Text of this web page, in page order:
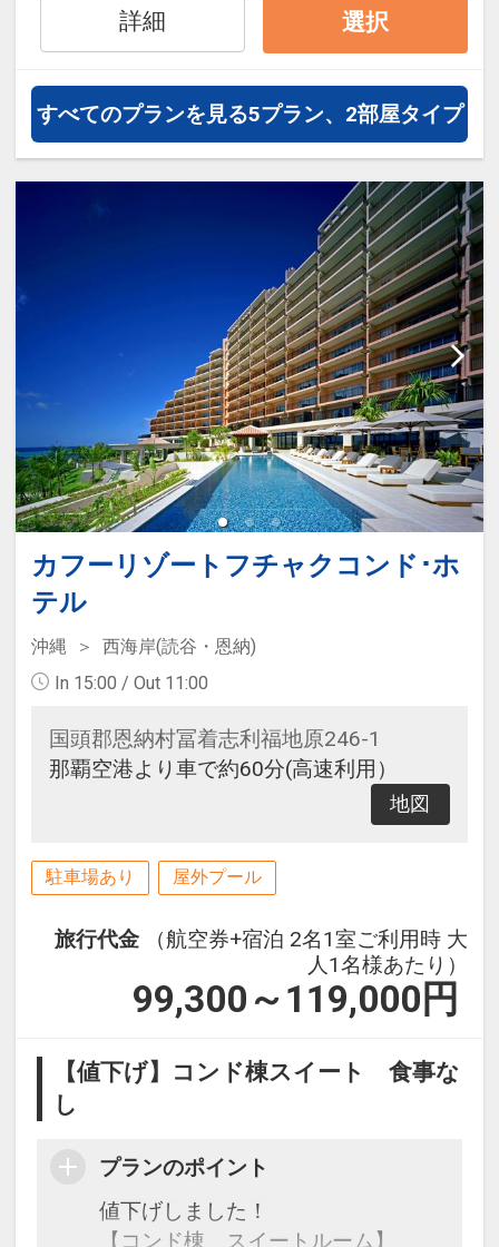
（お1人様）
4連泊で館内利用券4,000円分付
【お子様特典】
・無料で離乳食のご準備をいたしま
・お子様用ルームウェア、スリッパ
詳細 選択
すべてのプランを見る5プラン、2部屋タイプ
カフーリゾートフチャクコンド･ホ
テル
沖縄
西海岸(読谷・恩納)
In 15:00 / Out 11:00
国頭郡恩納村冨着志利福地原246-1
那覇空港より車で約60分(高速利用）
地図
駐車場あり 屋外プール
旅行代金
（航空券+宿泊 2名1室ご利用時 大
人1名様あたり）
99,300～119,000 円
【値下げ】コンド棟スイート 食事な
し
プランのポイント
値下げしました！
【コンド棟 スイートルーム】